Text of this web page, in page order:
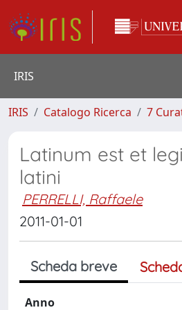
IRIS
IRIS Catalogo Ricerca 7
Latinum est et
latini
PERRELLI, Raffaele
2011-01-01
Scheda breve
Anno